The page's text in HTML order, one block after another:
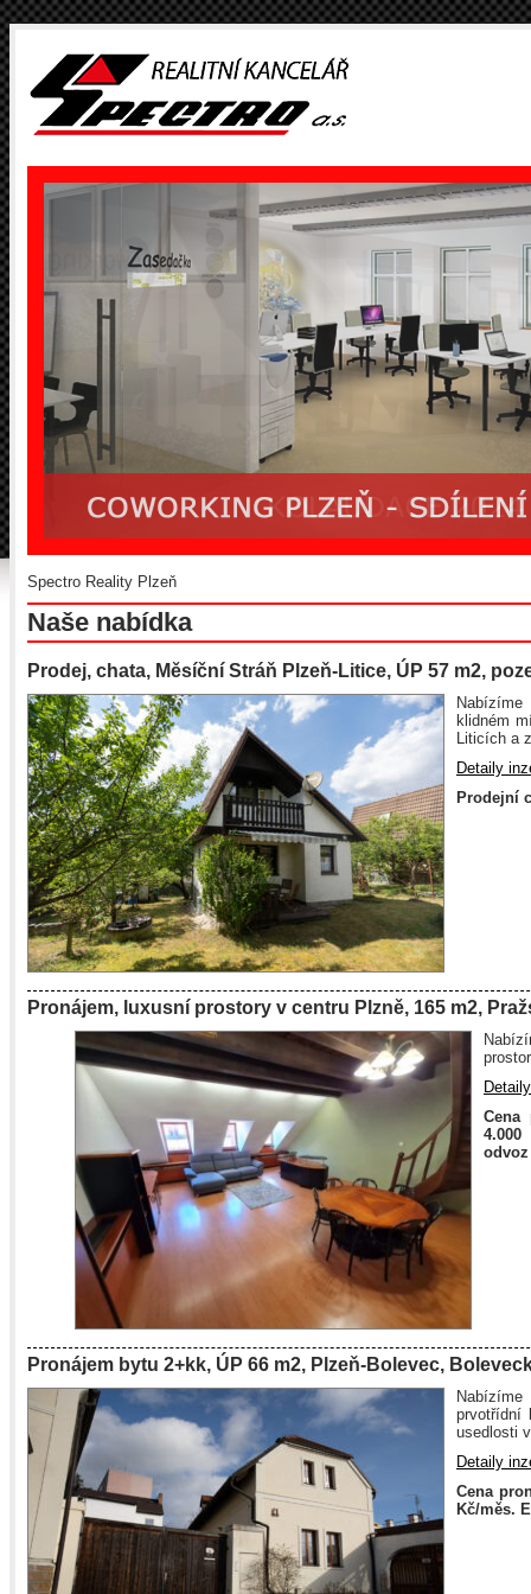
Spectro Reality Plzeň
Naše nabídka
Prodej, chata, Měsíční Stráň Plzeň-Litice, ÚP 57 m2,
klidném
Liticích a
Detaily
Prodejní
Pronájem, luxusní prostory v centru Plzně, 165 m2,
Cena
odvoz
Pronájem bytu 2+kk, ÚP 66 m2, Plzeň-Bolevec,
prvotřídní
usedlosti
Detaily
Cena
Kč/měs.